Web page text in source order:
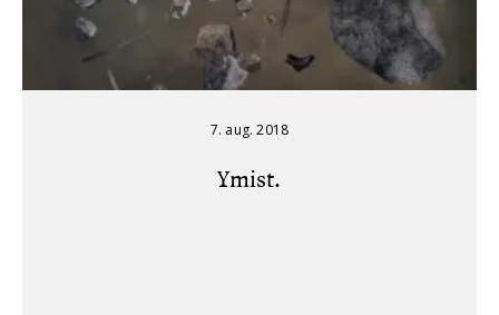
7. aug. 2018
Ymist.